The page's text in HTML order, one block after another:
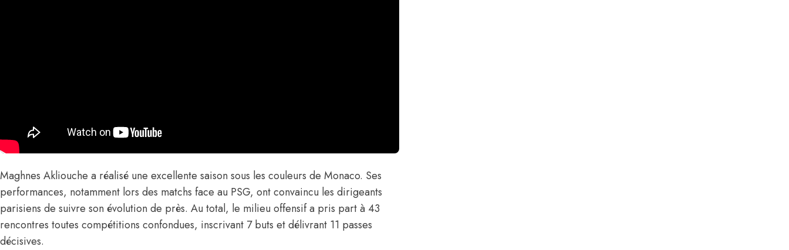
Maghnes Akliouche a réalisé une excellente saison sous les couleurs de Monaco. Ses
performances, notamment lors des matchs face au PSG, ont convaincu les dirigeants
parisiens de suivre son évolution de près. Au total, le milieu offensif a pris part à 43
rencontres toutes compétitions confondues, inscrivant 7 buts et délivrant 11 passes
décisives.